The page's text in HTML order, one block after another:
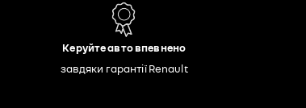
Керуйте авто впевнено
завдяки гарантії Renault